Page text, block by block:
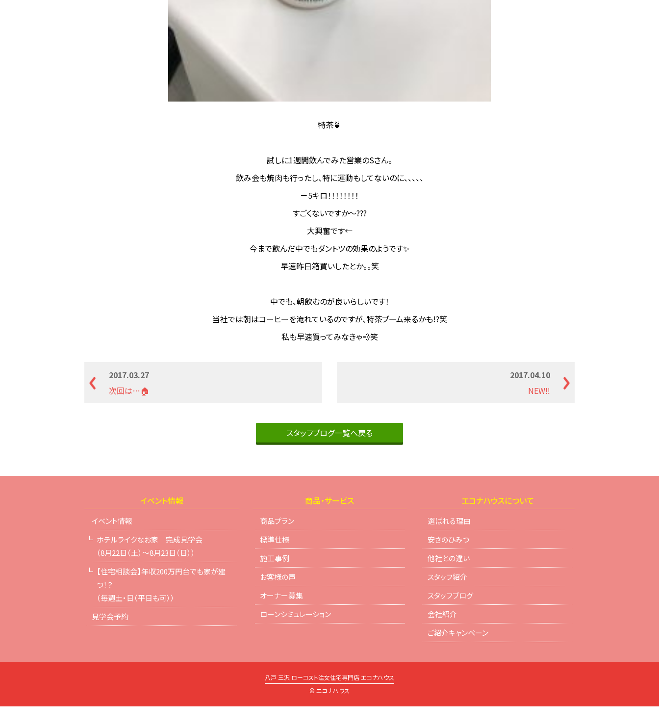
特茶🍵
試しに1週間飲んでみた営業のSさん。
飲み会も焼肉も行ったし、特に運動もしてないのに、、、、、
－5キロ！！！！！！！！
すごくないですか～???
大興奮です←
今まで飲んだ中でもダントツの効果のようです✨
早速昨日箱買いしたとか。。笑
中でも、朝飲むのが良いらしいです！
当社では朝はコーヒーを淹れているのですが、特茶ブーム来るかも!?笑
私も早速買ってみなきゃ💨笑
2017.03.27
次回は…🏠
2017.04.10
NEW‼
スタッフブログ一覧へ戻る
イベント情報
イベント情報
ホテルライクなお家 完成見学会
（8月22日（土）～8月23日（日））
【住宅相談会】年収200万円台でも家が建
つ！？
（毎週土・日（平日も可））
見学会予約
商品・サービス
商品プラン
標準仕様
施工事例
お客様の声
オーナー募集
ローンシミュレーション
エコナハウスについて
選ばれる理由
安さのひみつ
他社との違い
スタッフ紹介
スタッフブログ
会社紹介
ご紹介キャンペーン
八戸 三沢 ローコスト注文住宅専門店 エコナハウス
© エコナハウス